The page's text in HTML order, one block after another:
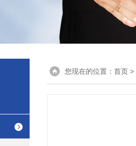
您现在的位置： 首页 >